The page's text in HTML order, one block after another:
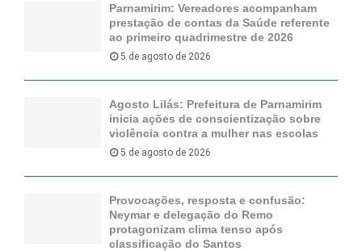
Parnamirim: Vereadores acompanham
prestação de contas da Saúde referente
ao primeiro quadrimestre de 2026
5 de agosto de 2026
Agosto Lilás: Prefeitura de Parnamirim
inicia ações de conscientização sobre
violência contra a mulher nas escolas
5 de agosto de 2026
Provocações, resposta e confusão:
Neymar e delegação do Remo
protagonizam clima tenso após
classificação do Santos